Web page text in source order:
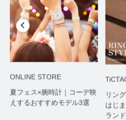
映
TiCTAC
リングウォッチ｜指先から
はじまる物語。おすすめブ
【
マ